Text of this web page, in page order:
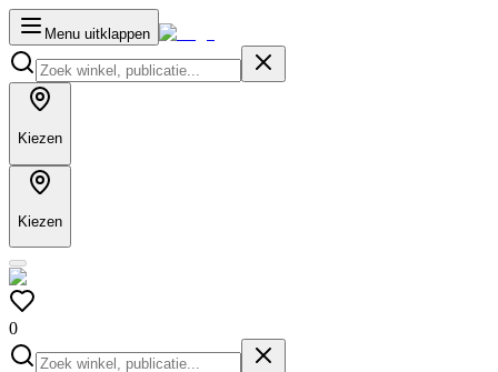
Menu uitklappen
Kiezen
Kiezen
0